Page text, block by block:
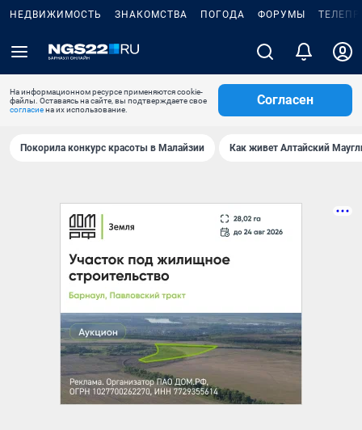
НЕДВИЖИМОСТЬ ЗНАКОМСТВА ПОГОДА ФОРУМЫ
На информационном ресурсе применяются cookie-
файлы. Оставаясь на сайте, вы подтверждаете свое
согласиена их использование.
Согласен
Покорила конкурс красоты в Малайзии Как живет Алтайский